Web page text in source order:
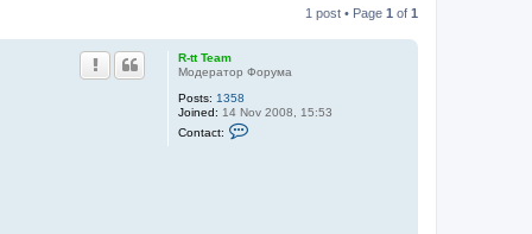
1 post • Page 1 of 1
R-tt Team
Модератор Форума
Posts: 1358
Joined: 14 Nov 2008, 15:53
Contact: